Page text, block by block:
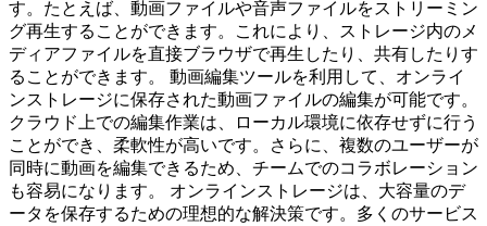
す。たとえば、動画ファイルや音声ファイルをストリーミン
グ再生することができます。これにより、ストレージ内のメ
ディアファイルを直接ブラウザで再生したり、共有したりす
ることができます。 動画編集ツールを利用して、オンライ
ンストレージに保存された動画ファイルの編集が可能です。
クラウド上での編集作業は、ローカル環境に依存せずに行う
ことができ、柔軟性が高いです。さらに、複数のユーザーが
同時に動画を編集できるため、チームでのコラボレーション
も容易になります。 オンラインストレージは、大容量のデ
ータを保存するための理想的な解決策です。多くのサービス